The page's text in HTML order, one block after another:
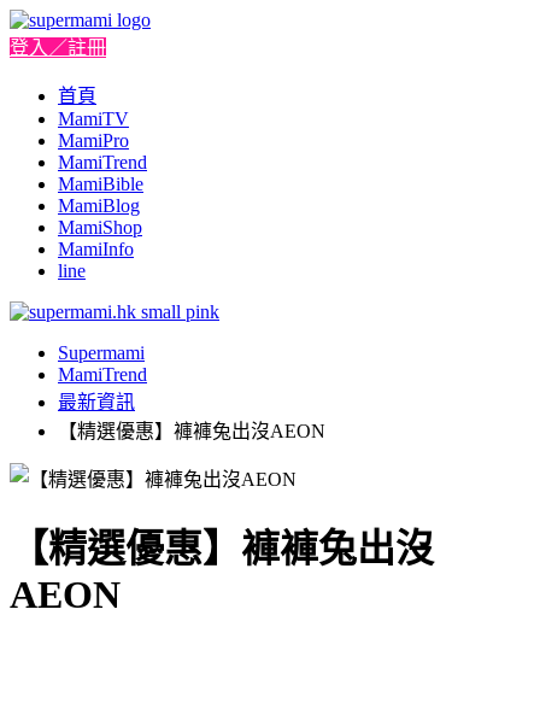
登入／註冊
首頁
MamiTV
MamiPro
MamiTrend
MamiBible
MamiBlog
MamiShop
MamiInfo
line
Supermami
MamiTrend
最新資訊
【精選優惠】褲褲兔出沒AEON
【精選優惠】褲褲兔出沒
AEON